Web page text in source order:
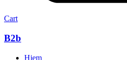
Cart
B2b
Hjem